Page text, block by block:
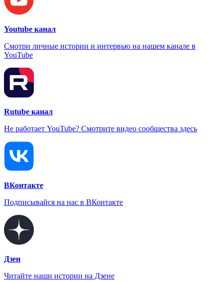
Youtube канал
Смотри личные истории и интервью на нашем канале в
YouTube
Rutube канал
Не работает YouTube? Смотрите видео сообщества здесь
ВКонтакте
Подписывайся на нас в ВКонтакте
Дзен
Читайте наши истории на Дзене